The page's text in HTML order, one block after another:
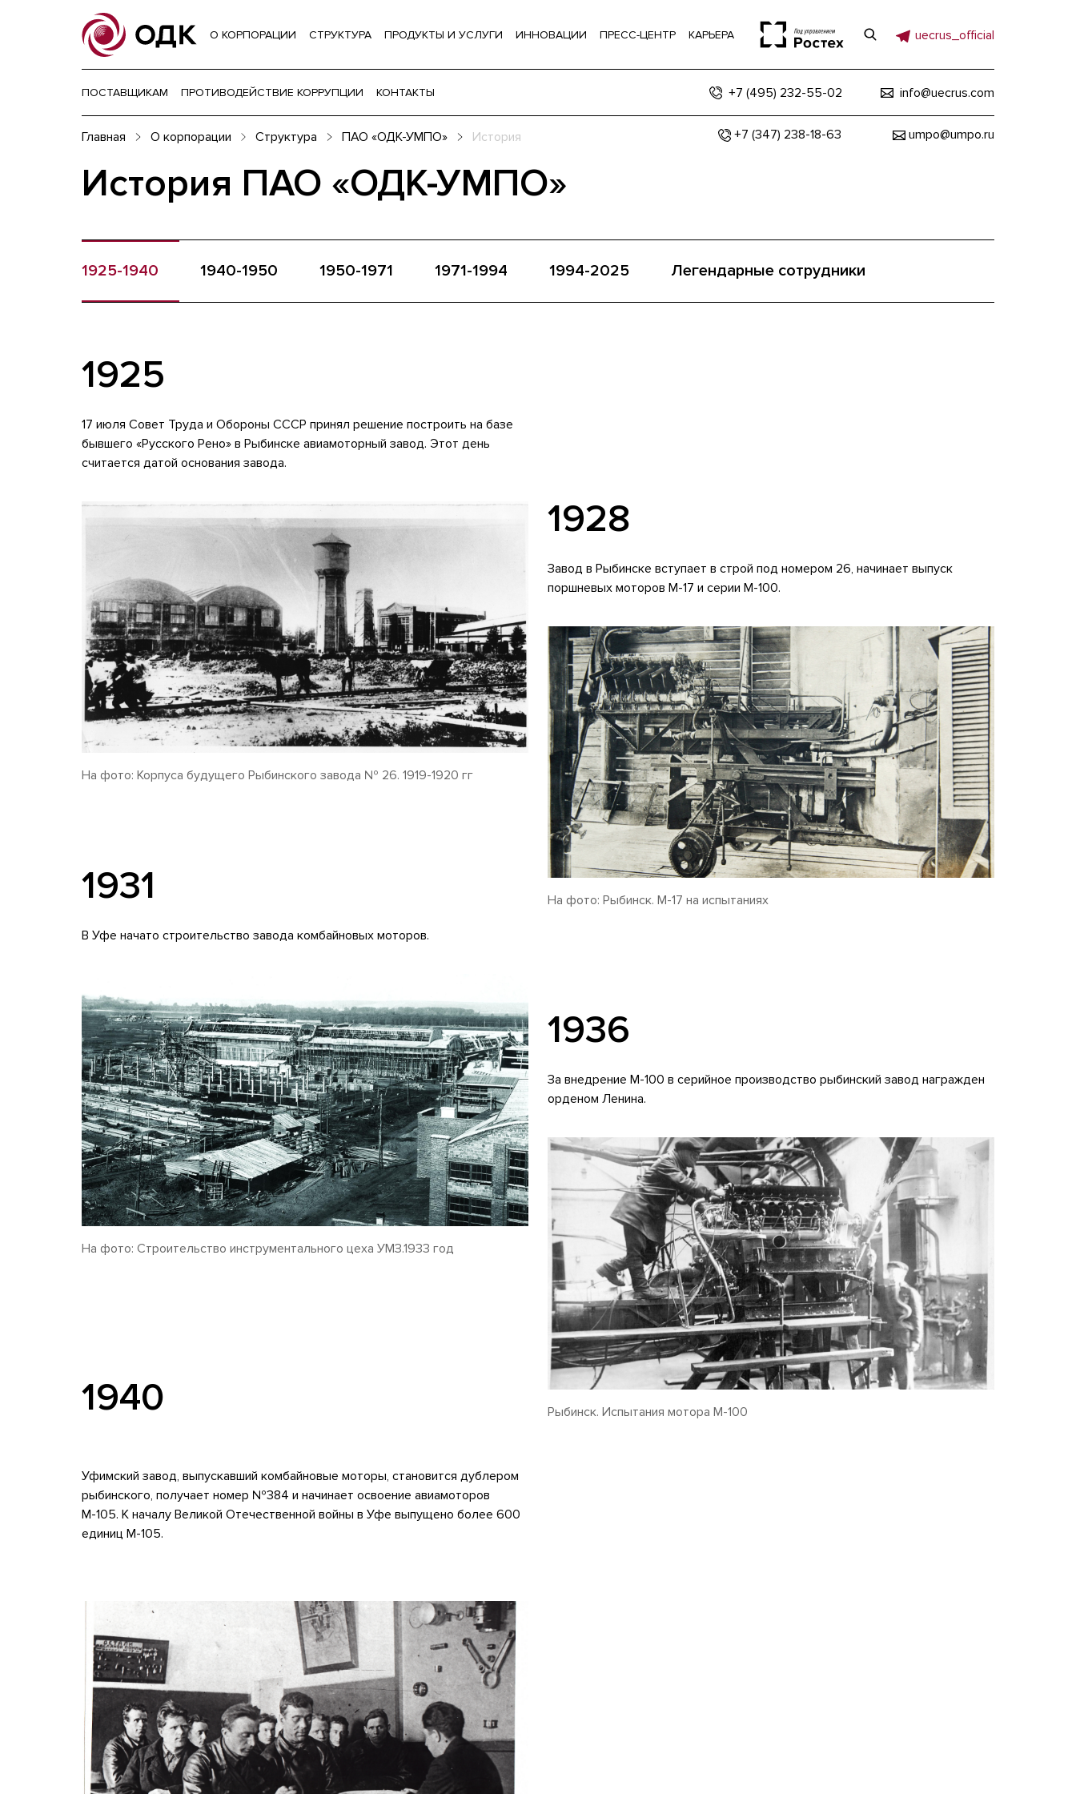
О КОРПОРАЦИИ СТРУКТУРА ПРОДУКТЫ И УСЛУГИ ИННОВАЦИИ ПРЕСС-ЦЕНТР КАРЬЕРА uecrus_official
ПОСТАВЩИКАМ ПРОТИВОДЕЙСТВИЕ КОРРУПЦИИ КОНТАКТЫ +7 (495) 232-55-02 info@uecrus.com
Главная О корпорации Структура ПАО «ОДК-УМПО» История +7 (347) 238-18-63 umpo@umpo.ru
История ПАО «ОДК-УМПО»
1925-1940 1940-1950 1950-1971 1971-1994 1994-2025 Легендарные сотрудники
1925
17 июля Совет Труда и Обороны СССР принял решение построить на базе
бывшего «Русского Рено» в Рыбинске авиамоторный завод. Этот день
считается датой основания завода.
На фото: Корпуса будущего Рыбинского завода № 26. 1919-1920 гг
1928
Завод в Рыбинске вступает в строй под номером 26, начинает выпуск
поршневых моторов М-17 и серии М-100.
На фото: Рыбинск. М-17 на испытаниях
1931
В Уфе начато строительство завода комбайновых моторов.
На фото: Строительство инструментального цеха УМЗ.1933 год
1936
За внедрение М-100 в серийное производство рыбинский завод награжден
орденом Ленина.
Рыбинск. Испытания мотора М-100
1940
Уфимский завод, выпускавший комбайновые моторы, становится дублером
рыбинского, получает номер №384 и начинает освоение авиамоторов
М-105. К началу Великой Отечественной войны в Уфе выпущено более 600
единиц М-105.